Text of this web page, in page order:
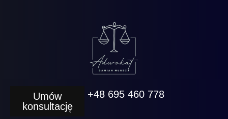
Umów
konsultację
+48 695 460 778